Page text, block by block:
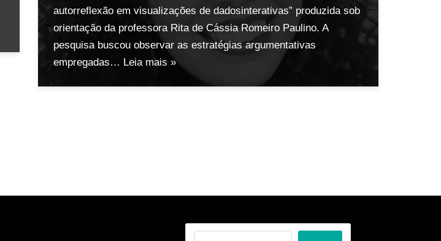
autorreflexão em visualizações de dadosinterativas” produzida sob
orientação da professora Rita de Cássia Romeiro Paulino. A
pesquisa buscou observar as estratégias argumentativas
empregadas… Leia mais »